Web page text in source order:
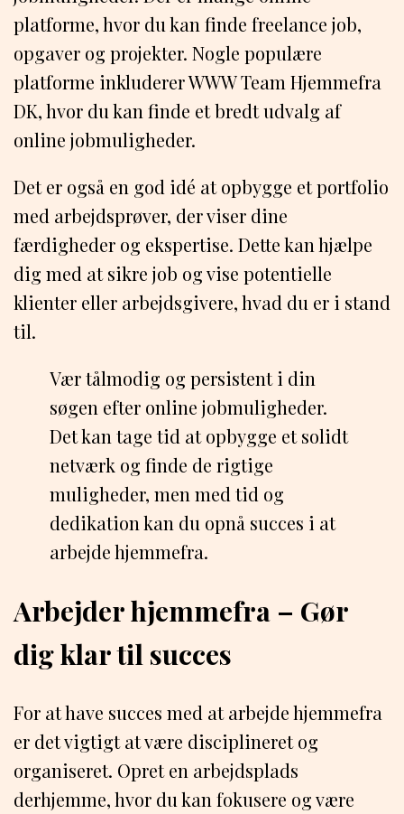
platforme, hvor du kan finde freelance job,
opgaver og projekter. Nogle populære
platforme inkluderer WWW Team Hjemmefra
DK, hvor du kan finde et bredt udvalg af
online jobmuligheder.
Det er også en god idé at opbygge et portfolio
med arbejdsprøver, der viser dine
færdigheder og ekspertise. Dette kan hjælpe
dig med at sikre job og vise potentielle
klienter eller arbejdsgivere, hvad du er i stand
til.
Vær tålmodig og persistent i din
søgen efter online jobmuligheder.
Det kan tage tid at opbygge et solidt
netværk og finde de rigtige
muligheder, men med tid og
dedikation kan du opnå succes i at
arbejde hjemmefra.
Arbejder hjemmefra – Gør
dig klar til succes
For at have succes med at arbejde hjemmefra
er det vigtigt at være disciplineret og
organiseret. Opret en arbejdsplads
derhjemme, hvor du kan fokusere og være